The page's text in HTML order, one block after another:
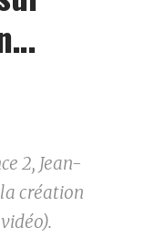
2, Jean-
création